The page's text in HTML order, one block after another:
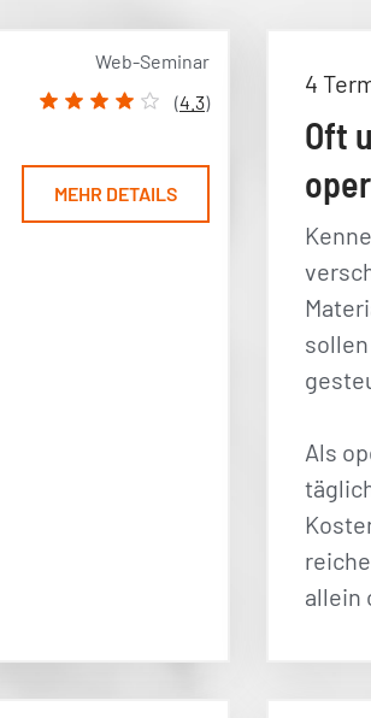
Web-Seminar
(4.3)
MEHR DETAILS
4
Oft
Als
allein